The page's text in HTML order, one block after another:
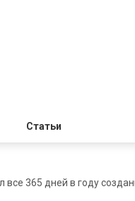
Статьи
365 дней в году